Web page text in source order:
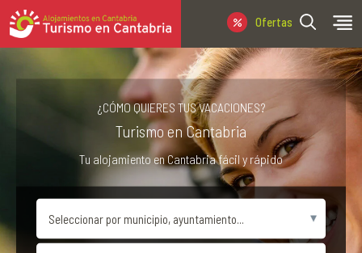
Ofertas Última Hora
¿CÓMO QUIERES TUS VACACIONES?
Turismo en Cantabria
Tu alojamiento en Cantabria fácil y rápido